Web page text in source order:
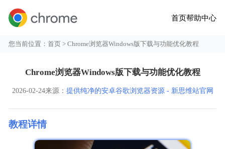
首页帮助中心
您当前位置：首页 > Chrome浏览器Windows版下载与功能优化教程
Chrome浏览器Windows版下载与功能优化教程
2026-02-24来源： 提供纯净的安卓谷歌浏览器资源 - 新思维站官网
教程详情